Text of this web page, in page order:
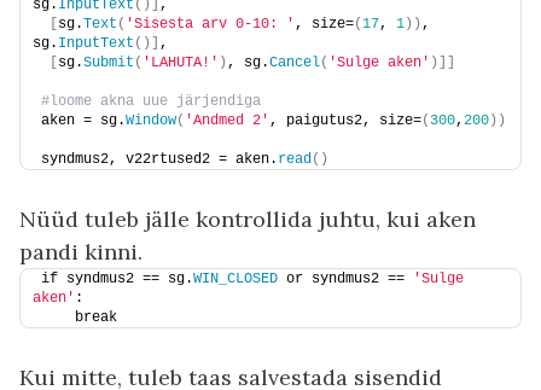
sg. InputText ()] ,
sg.Text ( 'Sisesta arv 0-10: ' , size=(17, 1 )) ,
sg. InputText ()] ,
sg.Submit ( 'LAHUTA!' ) , sg.Cancel( 'Sulge aken' )]]
#loome akna uue järjendiga
aken = sg.Window( 'Andmed 2' , paigutus2, size=( 300, 200 ))
syndmus2, v22rtused2 = aken. read()
Nüüd tuleb jälle kontrollida juhtu, kui aken
pandi kinni.
if syndmus2 == sg.WIN_CLOSED or syndmus2 ==
'Sulge
aken' :
    break
Kui mitte, tuleb taas salvestada sisendid